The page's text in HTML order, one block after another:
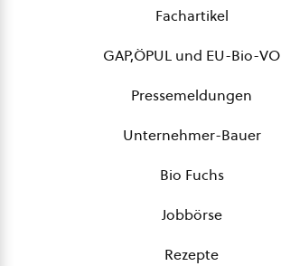
Fachartikel
GAP,ÖPUL und EU-Bio-VO
Pressemeldungen
Unternehmer-Bauer
Bio Fuchs
Jobbörse
Rezepte